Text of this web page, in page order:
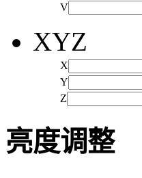
V
XYZ
X
Y
Z
亮度调整